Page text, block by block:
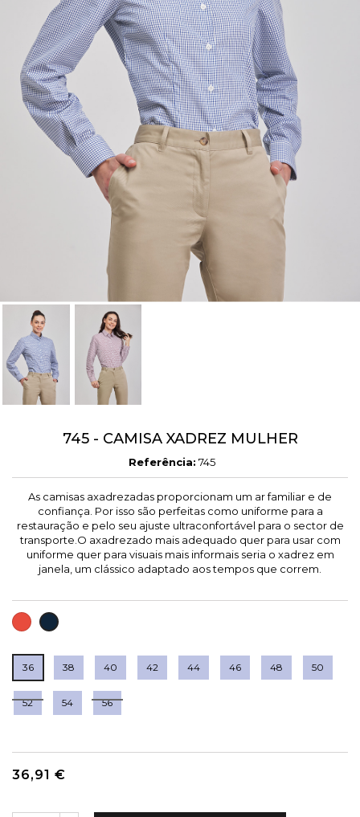
745 - CAMISA XADREZ MULHER
Referência: 745
As camisas axadrezadas proporcionam um ar familiar e de
confiança. Por isso são perfeitas como uniforme para a
restauração e pelo seu ajuste ultraconfortável para o sector de
transporte.O axadrezado mais adequado quer para usar com
uniforme quer para visuais mais informais seria o xadrez em
janela, um clássico adaptado aos tempos que correm.
VERMELHO
MARINHO
36 38 40 42 44 46 48 50
52 54 56
36,91 €
Cancel Create wishlist
Cancel Sign in